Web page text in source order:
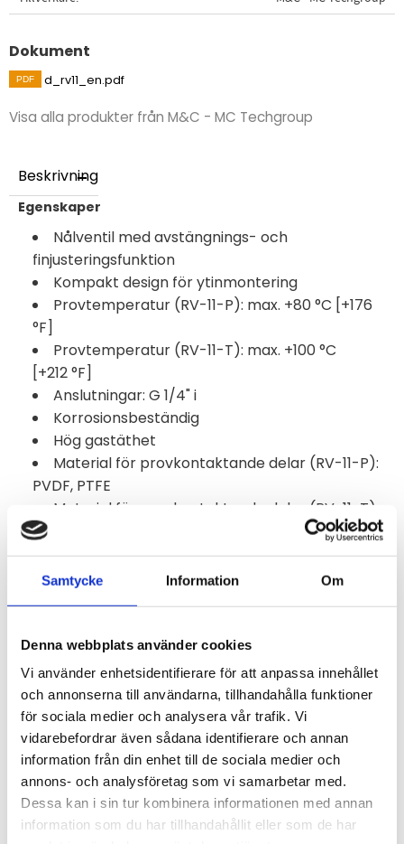
Samtycke Information Om
Denna webbplats använder cookies
Vi använder enhetsidentifierare för att anpassa innehållet
och annonserna till användarna, tillhandahålla funktioner
för sociala medier och analysera vår trafik. Vi
vidarebefordrar även sådana identifierare och annan
information från din enhet till de sociala medier och
annons- och analysföretag som vi samarbetar med.
Dessa kan i sin tur kombinera informationen med annan
information som du har tillhandahållit eller som de har
Dokument
d_rv11_en.pdf
Visa alla produkter från M&C - MC Techgroup
Beskrivning
Egenskaper
Nålventil med avstängnings- och
finjusteringsfunktion
Kompakt design för ytinmontering
Provtemperatur (RV-11-P): max. +80 °C [+176
°F]
Provtemperatur (RV-11-T): max. +100 °C
[+212 °F]
Anslutningar: G 1/4" i
Korrosionsbeständig
Hög gastäthet
Material för provkontaktande delar (RV-11-P):
PVDF, PTFE
Material för provkontaktande delar (RV-11-T):
PTFE, PCTFE
Information RV-11-P
Nålventil typ RV 11‑P, rak typ, anslutningar: 2 x G 1/4"
Nålventil typ RV 11‑T, rak typ, anslutningar: 2 x G 1/4"
invändig gänga, ISO, material: PTFE, PCTFE
Tillämpningar
I ett analyssystem måste gasflödeshastigheterna
kunna justeras exakt enligt de applikationsspecifika
kraven. Genom att använda de kompakta